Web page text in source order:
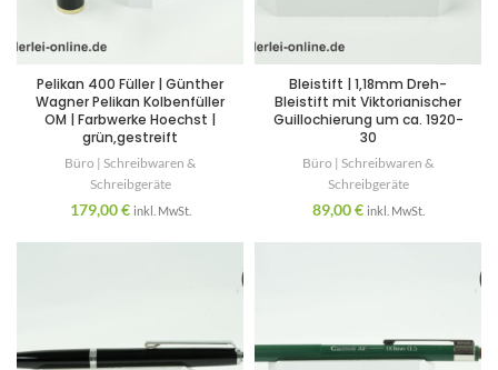
Pelikan 400 Füller | Günther
Wagner Pelikan Kolbenfüller
OM | Farbwerke Hoechst |
grün,gestreift
Büro | Schreibwaren &
Schreibgeräte
179,00€ inkl. MwSt.
Bleistift | 1,18mm Dreh-
Bleistift mit Viktorianischer
Guillochierung um ca. 1920-
30
Büro | Schreibwaren &
Schreibgeräte
89,00€ inkl. MwSt.